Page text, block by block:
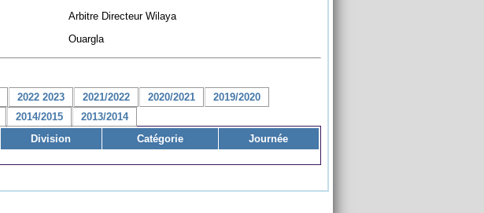
Arbitre Directeur Wilaya
Ouargla
2022 2023 2021/2022 2020/2021
2019/2020
2014/2015
2013/2014
Division Catégorie Journée